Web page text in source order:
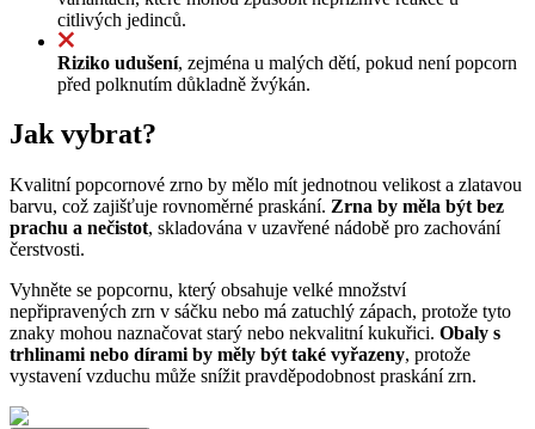
citlivých jedinců.
Riziko udušení, zejména u malých dětí, pokud není popcorn
před polknutím důkladně žvýkán.
Jak vybrat?
Kvalitní popcornové zrno by mělo mít jednotnou velikost a zlatavou
barvu, což zajišťuje rovnoměrné praskání. Zrna by měla být bez
prachu a nečistot, skladována v uzavřené nádobě pro zachování
čerstvosti.
Vyhněte se popcornu, který obsahuje velké množství
nepřipravených zrn v sáčku nebo má zatuchlý zápach, protože tyto
znaky mohou naznačovat starý nebo nekvalitní kukuřici. Obaly s
trhlinami nebo dírami by měly být také vyřazeny, protože
vystavení vzduchu může snížit pravděpodobnost praskání zrn.